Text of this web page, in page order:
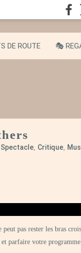
DE ROUTE 🎭
Spectacle, Critique,
pas rester les bras
et parfaire votre